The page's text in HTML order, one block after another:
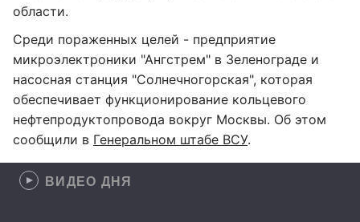
области.
Среди пораженных целей - предприятие
микроэлектроники "Ангстрем" в Зеленограде и
насосная станция "Солнечногорская", которая
обеспечивает функционирование кольцевого
нефтепродуктопровода вокруг Москвы. Об этом
сообщили в Генеральном штабе ВСУ.
ВИДЕО ДНЯ